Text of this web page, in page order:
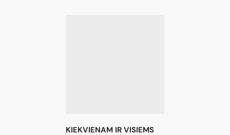
KIEKVIENAM IR VISIEMS